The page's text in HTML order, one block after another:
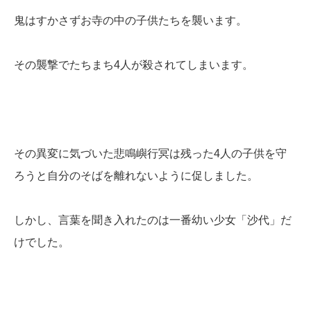
鬼はすかさずお寺の中の子供たちを襲います。
その襲撃でたちまち4人が殺されてしまいます。
その異変に気づいた悲鳴嶼行冥は残った4人の子供を守
ろうと自分のそばを離れないように促しました。
しかし、言葉を聞き入れたのは一番幼い少女「沙代」だ
けでした。